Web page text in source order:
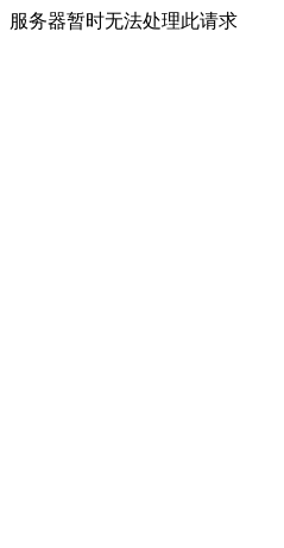
服务器暂时无法处理此请求